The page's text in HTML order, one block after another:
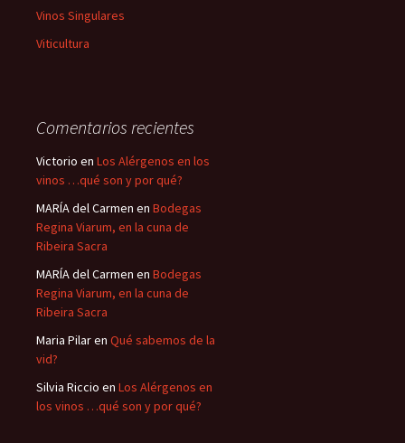
Vinos Singulares
Viticultura
Comentarios recientes
Victorio en Los Alérgenos en los
vinos …qué son y por qué?
MARÍA del Carmen en Bodegas
Regina Viarum, en la cuna de
Ribeira Sacra
MARÍA del Carmen en Bodegas
Regina Viarum, en la cuna de
Ribeira Sacra
Maria Pilaren Qué sabemos de la
vid?
Silvia Riccio en Los Alérgenos en
los vinos …qué son y por qué?